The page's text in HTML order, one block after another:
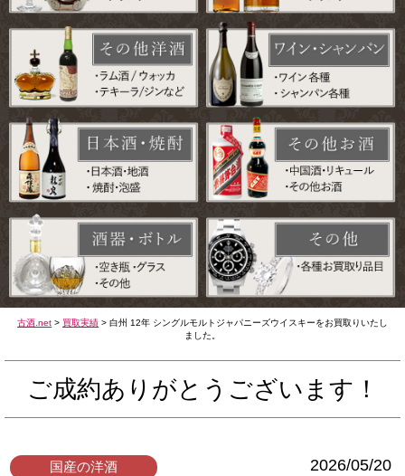
古酒.net > 買取実績 > 白州 12年 シングルモルトジャパニーズウイスキーをお買取りいたし
ました。
ご成約ありがとうございます！
国産の洋酒 2026/05/20